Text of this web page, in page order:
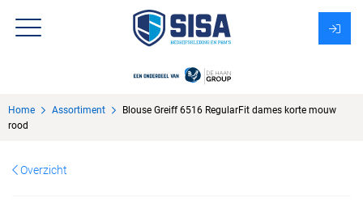
Over Sisa
Home Assortiment
Blouse Greiff 6516 RegularFit dames korte mouw
rood
Overzicht